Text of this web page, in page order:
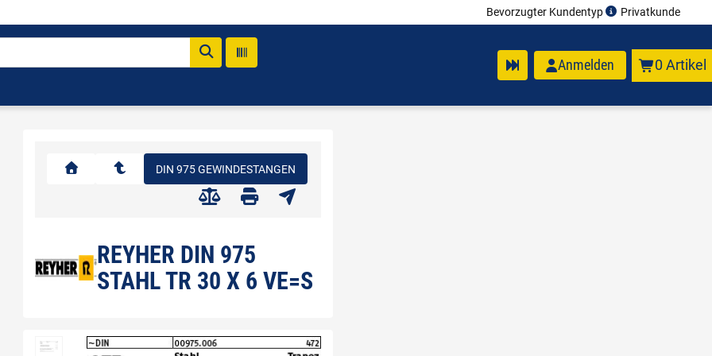
Bevorzugter Kundentyp Privatkunde
Anmelden 0 Artikel
DIN 975 GEWINDESTANGEN
REYHER DIN 975
STAHL TR 30 X 6 VE=S